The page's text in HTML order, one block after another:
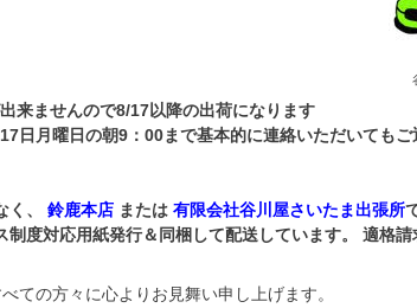
来ませんので8/17以降の出荷になります
日月曜日の朝9：00まで基本的に連絡いただいてもご
く、 鈴鹿本店 または 有限会社谷川屋さいたま出張所
制度対応用紙発行＆同梱して配送しています。 適格
ての方々に心よりお見舞い申し上げます。